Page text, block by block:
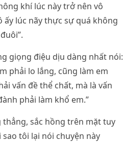
khí lúc này trở nên vô
lúc nãy thực sự quá không
giọng điệu dịu dàng nhất nói:
phải lo lắng, cũng làm em
vấn đề thể chất, mà là vấn
phải làm khổ em.”
thẳng, sắc hồng trên mặt tuy
tôi lại nói chuyện này